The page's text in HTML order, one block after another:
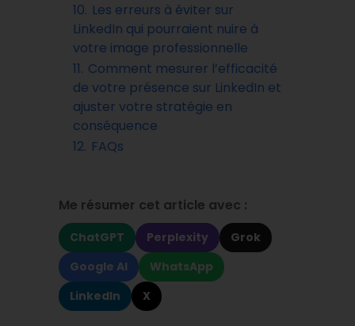
10. Les erreurs à éviter sur
LinkedIn qui pourraient nuire à
votre image professionnelle
11. Comment mesurer l’efficacité
de votre présence sur LinkedIn et
ajuster votre stratégie en
conséquence
12. FAQs
Me résumer cet article avec :
ChatGPT Perplexity
Grok
Google AI
WhatsApp
LinkedIn
X